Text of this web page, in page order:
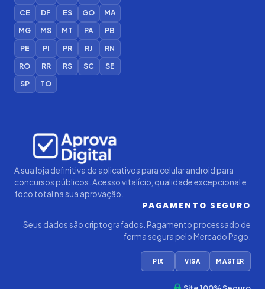
CE
DF ES GO
MA
MG
MS MT PA
PB
PE
PI PR RJ
RN
RO
RR RS SC
SE
SP
TO
A sua loja definitiva de aplicativos para celular android para
concursos públicos. Acesso vitalício, qualidade excepcional e
foco total na sua aprovação.
PAGAMENTO SEGURO
Seus dados são criptografados. Pagamento processado de
forma segura pelo Mercado Pago.
PIX VISA MASTER